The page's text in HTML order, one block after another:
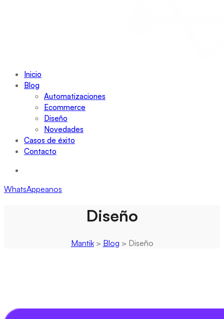
Inicio
Blog
Automatizaciones
Ecommerce
Diseño
Novedades
Casos de éxito
Contacto
WhatsAppeanos
Diseño
Mantik> Blog > Diseño